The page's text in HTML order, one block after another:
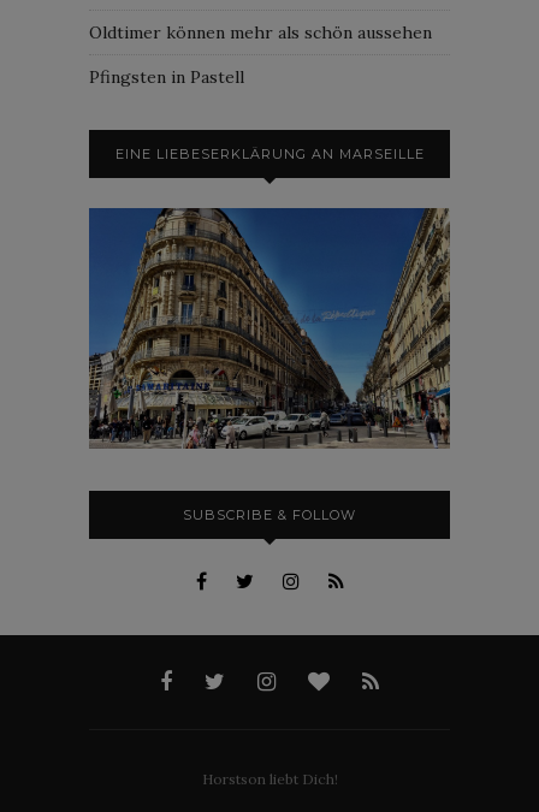
Oldtimer können mehr als schön aussehen
Pfingsten in Pastell
EINE LIEBESERKLÄRUNG AN MARSEILLE
SUBSCRIBE & FOLLOW
Horstson liebt Dich!